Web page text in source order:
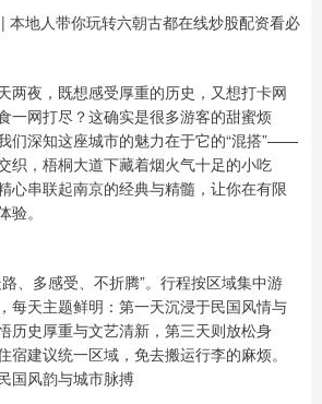
本地人带你玩转六朝古都在线炒股配资看必
两夜，既想感受厚重的历史，又想打卡网
一网打尽？这确实是很多游客的甜蜜烦
们深知这座城市的魅力在于它的“混搭”——
织，梧桐大道下藏着烟火气十足的小吃
心串联起南京的经典与精髓，让你在有限
。
、多感受、不折腾”。行程按区域集中游
每天主题鲜明：第一天沉浸于民国风情与
历史厚重与文艺清新，第三天则放松身
宿建议统一区域，免去搬运行李的麻烦。
国风韵与城市脉搏